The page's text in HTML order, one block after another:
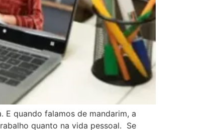
quando falamos de mandarim, a
quanto na vida pessoal. Se